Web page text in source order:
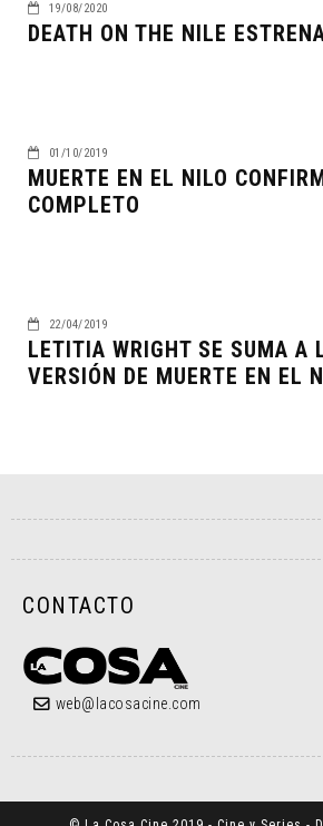
19/08/2020
DEATH ON THE NILE
01/10/2019
MUERTE EN EL NILO
COMPLETO
22/04/2019
LETITIA WRIGHT SE SUMA A
VERSIÓN DE MUERTE EN EL
CONTACTO
web@lacosacine.com